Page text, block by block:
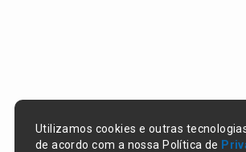
Utilizamos cookies e outras
de acordo com a nossa Política de